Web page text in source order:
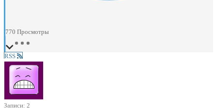
770 Просмотры
RSS
Записи: 2